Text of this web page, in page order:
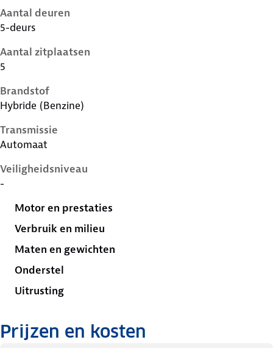
Aantal deuren
5-deurs
Aantal zitplaatsen
5
Brandstof
Hybride (Benzine)
Transmissie
Automaat
Veiligheidsniveau
-
Motor en prestaties
Verbruik en milieu
Maten en gewichten
Onderstel
Uitrusting
Prijzen en kosten